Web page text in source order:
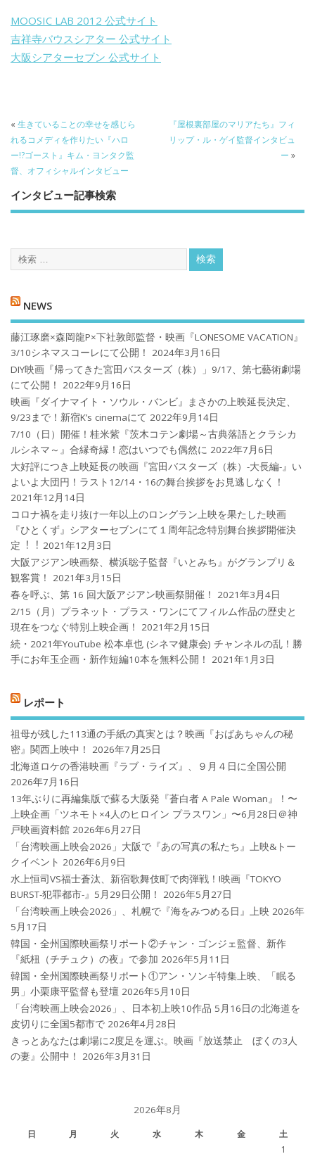
MOOSIC LAB 2012 公式サイト
吉祥寺バウスシアター 公式サイト
大阪シアターセブン 公式サイト
« 生きていることの幸せを感じら
れるコメディを作りたい『ハロ
ー!?ゴースト』キム・ヨンタク監
督、オフィシャルインタビュー
『屋根裏部屋のマリアたち』フィ
リップ・ル・ゲイ監督インタビュ
ー »
インタビュー記事検索
NEWS
藤江琢磨×森岡龍P×下社敦郎監督・映画『LONESOME VACATION』
3/10シネマスコーレにて公開！
2024年3月16日
DIY映画『帰ってきた宮田バスターズ（株）」9/17、第七藝術劇場
にて公開！
2022年9月16日
映画『ダイナマイト・ソウル・バンビ』まさかの上映延長決定、
9/23まで！新宿K’s cinemaにて 2022年9月14日
7/10（日）開催！桂米紫『茨木コテン劇場～古典落語とクラシカ
ルシネマ～』合縁奇縁！恋はいつでも偶然に 2022年7月6日
大好評につき上映延長の映画『宮田バスターズ（株）-大長編-』い
よいよ大団円！ラスト12/14・16の舞台挨拶をお見逃しなく！
2021年12月14日
コロナ禍を⾛り抜け⼀年以上のロングラン上映を果たした映画
『ひとくず』シアターセブンにて１周年記念特別舞台挨拶開催決
定︕︕ 2021年12月3日
大阪アジアン映画祭、横浜聡子監督『いとみち』がグランプリ＆
観客賞！
2021年3月15日
春を呼ぶ、第 16 回大阪アジアン映画祭開催！
2021年3月4日
2/15（月）プラネット・プラス・ワンにてフィルム作品の歴史と
現在をつなぐ特別上映企画！
2021年2月15日
続・2021年YouTube 松本卓也 (シネマ健康会) チャンネルの乱！勝
手にお年玉企画・新作短編10本を無料公開！
2021年1月3日
レポート
祖母が残した113通の手紙の真実とは？映画『おばあちゃんの秘
密』関西上映中！
2026年7月25日
北海道ロケの香港映画『ラブ・ライズ』、９月４日に全国公開
2026年7月16日
13年ぶりに再編集版で蘇る大阪発『蒼白者 A Pale Woman』！〜
上映企画「ツネモト×4人のヒロイン プラスワン」〜6月28日＠神
戸映画資料館 2026年6月27日
「台湾映画上映会2026」大阪で『あの写真の私たち』上映&トー
クイベント 2026年6月9日
水上恒司VS福士蒼汰、新宿歌舞伎町で肉弾戦！!映画『TOKYO
BURST-犯罪都市-』5月29日公開！
2026年5月27日
「台湾映画上映会2026」、札幌で『海をみつめる日』上映 2026年
5月17日
韓国・全州国際映画祭リポート②チャン・ゴンジェ監督、新作
『紙杻（チチュク）の夜』で参加 2026年5月11日
韓国・全州国際映画祭リポート①アン・ソンギ特集上映、「眠る
男」小栗康平監督も登壇 2026年5月10日
「台湾映画上映会2026」、日本初上映10作品 5月16日の北海道を
皮切りに全国5都市で 2026年4月28日
きっとあなたは劇場に2度足を運ぶ。映画『放送禁止 ぼくの3人
の妻』公開中！
2026年3月31日
2026年8月
日 月 火 水 木 金
土
1